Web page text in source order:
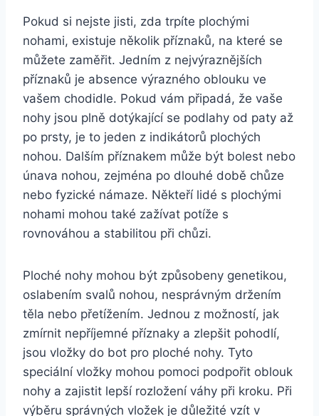
Pokud si nejste jisti, zda trpíte plochými
nohami, existuje několik příznaků, na které se
můžete zaměřit. Jedním z nejvýraznějších
příznaků je absence výrazného oblouku ve
vašem chodidle. Pokud vám připadá, že vaše
nohy jsou plně dotýkající se podlahy od paty až
po prsty, je to jeden z indikátorů plochých
nohou. Dalším příznakem může být bolest nebo
únava nohou, zejména po dlouhé době chůze
nebo fyzické námaze. Někteří lidé s plochými
nohami mohou také zažívat potíže s
rovnováhou a stabilitou při chůzi.
Ploché nohy mohou být způsobeny genetikou,
oslabením svalů nohou, nesprávným držením
těla nebo přetížením. Jednou z možností, jak
zmírnit nepříjemné příznaky a zlepšit pohodlí,
jsou vložky do bot pro ploché nohy. Tyto
speciální vložky mohou pomoci podpořit oblouk
nohy a zajistit lepší rozložení váhy při kroku. Při
výběru správných vložek je důležité vzít v